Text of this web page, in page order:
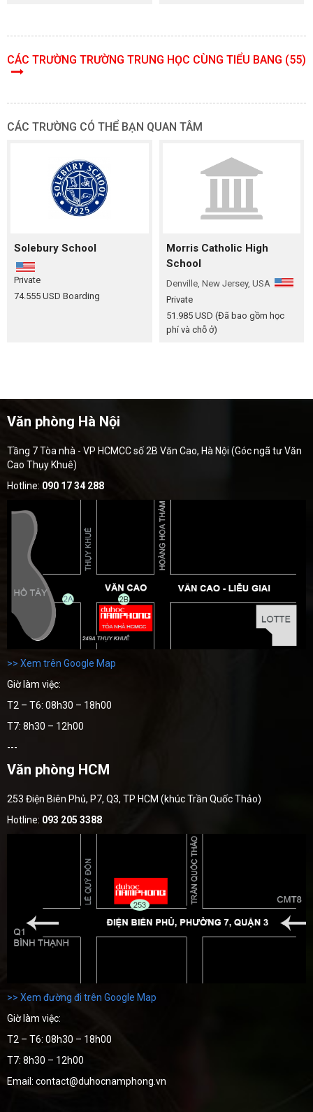
CÁC TRƯỜNG TRƯỜNG TRUNG HỌC CÙNG TIỂU BANG (55)
CÁC TRƯỜNG CÓ THỂ BẠN QUAN TÂM
Solebury School
Private
74.555 USD Boarding
Morris Catholic High
School
Denville, New Jersey, USA
Private
51.985 USD (Đã bao gồm học
phí và chỗ ở)
Văn phòng Hà Nội
Tầng 7 Tòa nhà - VP HCMCC số 2B Văn Cao, Hà Nội (Góc ngã tư Văn
Cao Thụy Khuê)
Hotline: 090 17 34 288
>> Xem trên Google Map
Giờ làm việc:
T2 – T6: 08h30 – 18h00
T7: 8h30 – 12h00
---
Văn phòng HCM
253 Điện Biên Phủ, P7, Q3, TP HCM (khúc Trần Quốc Thảo)
Hotline: 093 205 3388
>> Xem đường đi trên Google Map
Giờ làm việc:
T2 – T6: 08h30 – 18h00
T7: 8h30 – 12h00
Email: contact@duhocnamphong.vn